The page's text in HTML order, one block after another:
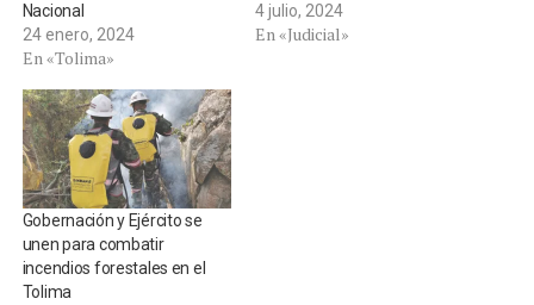
Nacional
24 enero, 2024
En «Tolima»
4 julio, 2024
En «Judicial»
Gobernación y Ejército se
unen para combatir
incendios forestales en el
Tolima